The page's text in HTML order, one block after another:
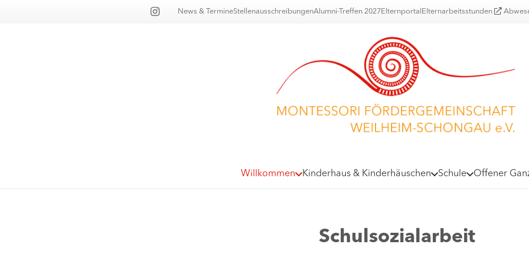
News & TermineStellenausschreibungenAlumni-Treffen 2027Elternportal Elternarbeitsstunden
Willkommen Kinderhaus & Kinderhäuschen Schule Offener
Schulsozialarbeit